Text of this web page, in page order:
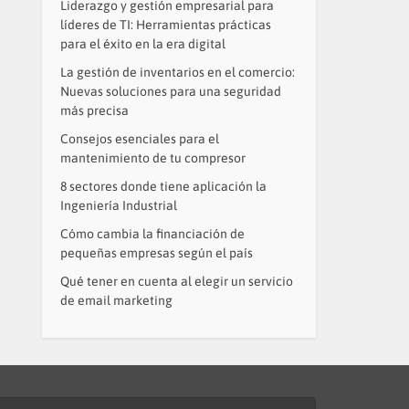
Liderazgo y gestión empresarial para
líderes de TI: Herramientas prácticas
para el éxito en la era digital
La gestión de inventarios en el comercio:
Nuevas soluciones para una seguridad
más precisa
Consejos esenciales para el
mantenimiento de tu compresor
8 sectores donde tiene aplicación la
Ingeniería Industrial
Cómo cambia la financiación de
pequeñas empresas según el país
Qué tener en cuenta al elegir un servicio
de email marketing